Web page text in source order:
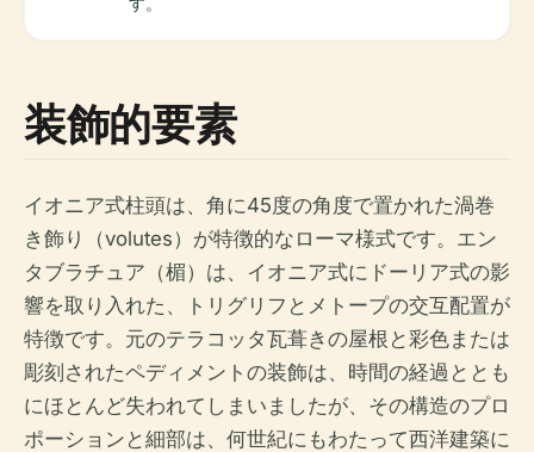
装飾的要素
イオニア式柱頭は、角に45度の角度で置かれた渦巻
き飾り（volutes）が特徴的なローマ様式です。エン
タブラチュア（楣）は、イオニア式にドーリア式の影
響を取り入れた、トリグリフとメトープの交互配置が
特徴です。元のテラコッタ瓦葺きの屋根と彩色または
彫刻されたペディメントの装飾は、時間の経過ととも
にほとんど失われてしまいましたが、その構造のプロ
ポーションと細部は、何世紀にもわたって西洋建築に